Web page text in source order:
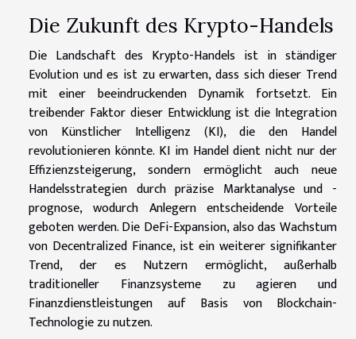
Die Zukunft des Krypto-Handels
Die Landschaft des Krypto-Handels ist in ständiger
Evolution und es ist zu erwarten, dass sich dieser Trend
mit einer beeindruckenden Dynamik fortsetzt. Ein
treibender Faktor dieser Entwicklung ist die Integration
von Künstlicher Intelligenz (KI), die den Handel
revolutionieren könnte. KI im Handel dient nicht nur der
Effizienzsteigerung, sondern ermöglicht auch neue
Handelsstrategien durch präzise Marktanalyse und -
prognose, wodurch Anlegern entscheidende Vorteile
geboten werden. Die DeFi-Expansion, also das Wachstum
von Decentralized Finance, ist ein weiterer signifikanter
Trend, der es Nutzern ermöglicht, außerhalb
traditioneller Finanzsysteme zu agieren und
Finanzdienstleistungen auf Basis von Blockchain-
Technologie zu nutzen.